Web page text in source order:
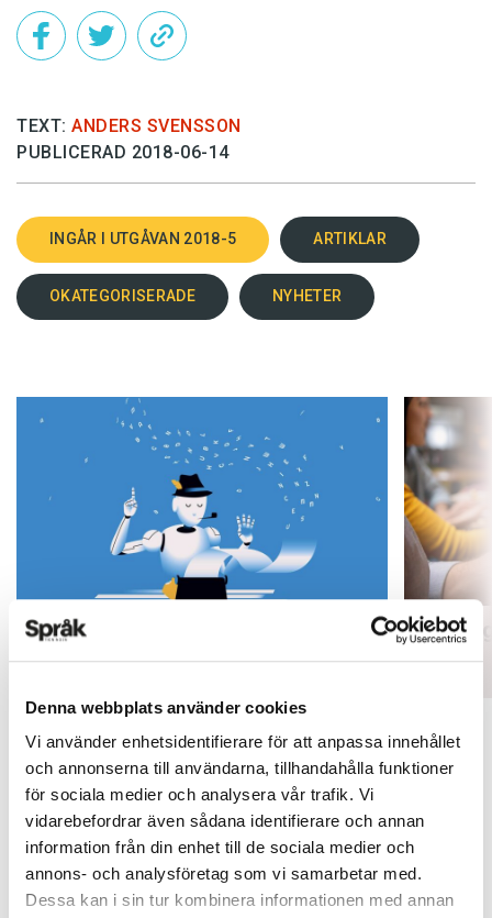
Denna webbplats använder cookies
Vi använder enhetsidentifierare för att anpassa innehållet
och annonserna till användarna, tillhandahålla funktioner
för sociala medier och analysera vår trafik. Vi
vidarebefordrar även sådana identifierare och annan
information från din enhet till de sociala medier och
annons- och analysföretag som vi samarbetar med.
Dessa kan i sin tur kombinera informationen med annan
TEXT: ANDERS SVENSSON
PUBLICERAD 2018-06-14
INGÅR I UTGÅVAN 2018-5 ARTIKLAR
OKATEGORISERADE NYHETER
Mer fokus på engelsk litteratur
ARTIKLAR ARTIKLAR